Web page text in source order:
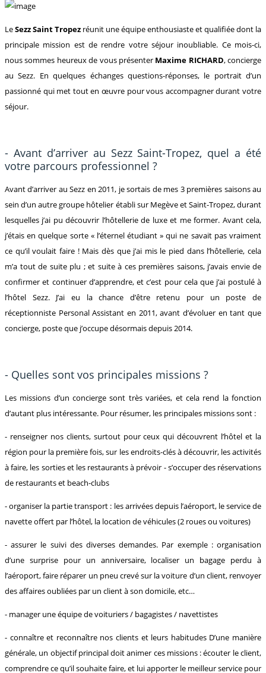
LeSezz Saint Tropez réunit une équipe enthousiaste et qualifiée dont la
principale mission est de rendre votre séjour inoubliable. Ce mois-ci,
nous sommes heureux de vous présenter Maxime RICHARD, concierge
au Sezz. En quelques échanges questions-réponses, le portrait d’un
passionné qui met tout en œuvre pour vous accompagner durant votre
séjour.
- Avant d’arriver au Sezz Saint-Tropez, quel a été
votre parcours professionnel ?
Avant d’arriver au Sezz en 2011, je sortais de mes 3 premières saisons au
sein d’un autre groupe hôtelier établi sur Megève et Saint-Tropez, durant
lesquelles j’ai pu découvrir l’hôtellerie de luxe et me former. Avant cela,
j’étais en quelque sorte « l’éternel étudiant » qui ne savait pas vraiment
ce qu’il voulait faire ! Mais dès que j’ai mis le pied dans l’hôtellerie, cela
m’a tout de suite plu ; et suite à ces premières saisons, j’avais envie de
confirmer et continuer d’apprendre, et c’est pour cela que j’ai postulé à
l’hôtel Sezz. J’ai eu la chance d’être retenu pour un poste de
réceptionniste Personal Assistant en 2011, avant d’évoluer en tant que
concierge, poste que j’occupe désormais depuis 2014.
- Quelles sont vos principales missions ?
Les missions d’un concierge sont très variées, et cela rend la fonction
d’autant plus intéressante. Pour résumer, les principales missions sont :
- renseigner nos clients, surtout pour ceux qui découvrent l’hôtel et la
région pour la première fois, sur les endroits-clés à découvrir, les activités
à faire, les sorties et les restaurants à prévoir - s’occuper des réservations
de restaurants et beach-clubs
- organiser la partie transport : les arrivées depuis l’aéroport, le service de
navette offert par l’hôtel, la location de véhicules (2 roues ou voitures)
- assurer le suivi des diverses demandes. Par exemple : organisation
d’une surprise pour un anniversaire, localiser un bagage perdu à
l’aéroport, faire réparer un pneu crevé sur la voiture d’un client, renvoyer
des affaires oubliées par un client à son domicile, etc…
- manager une équipe de voituriers / bagagistes / navettistes
- connaître et reconnaître nos clients et leurs habitudes D’une manière
générale, un objectif principal doit animer ces missions : écouter le client,
comprendre ce qu’il souhaite faire, et lui apporter le meilleur service pour